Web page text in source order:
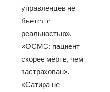
управленцев не
бьется с
реальностью».
«ОСМС: пациент
скорее мёртв, чем
застрахован».
«Сатира не